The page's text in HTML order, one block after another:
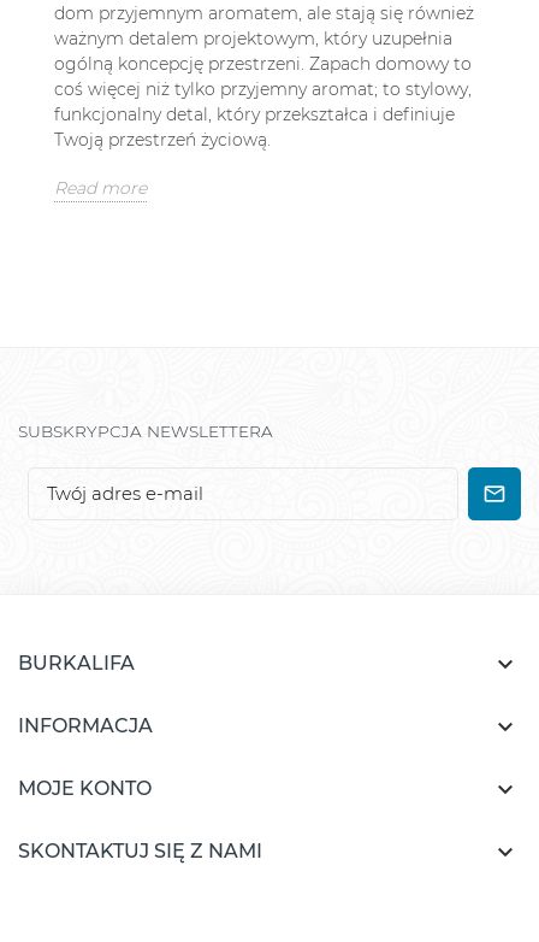
dom przyjemnym aromatem, ale stają się również
ważnym detalem projektowym, który uzupełnia
ogólną koncepcję przestrzeni. Zapach domowy to
coś więcej niż tylko przyjemny aromat; to stylowy,
funkcjonalny detal, który przekształca i definiuje
Twoją przestrzeń życiową.
Read more
SUBSKRYPCJA NEWSLETTERA
BURKALIFA 
INFORMACJA 
MOJE KONTO 
SKONTAKTUJ SIĘ Z NAMI 